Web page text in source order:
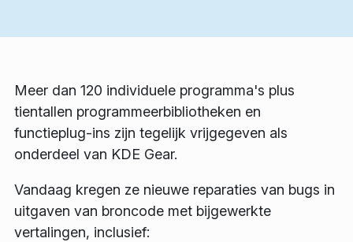
Meer dan 120 individuele programma's plus
tientallen programmeerbibliotheken en
functieplug-ins zijn tegelijk vrijgegeven als
onderdeel van KDE Gear.
Vandaag kregen ze nieuwe reparaties van bugs in
uitgaven van broncode met bijgewerkte
vertalingen, inclusief: